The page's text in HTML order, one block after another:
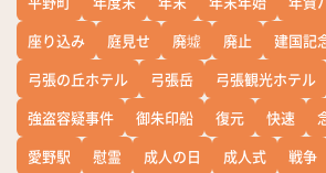
座り込み
庭見せ 廃墟 廃止 建国記
弓張の丘ホテル
弓張岳 弓張観光ホテル
強盗容疑事件
御朱印船 復元 快速
愛野駅
慰霊 成人の日 成人式 戦争